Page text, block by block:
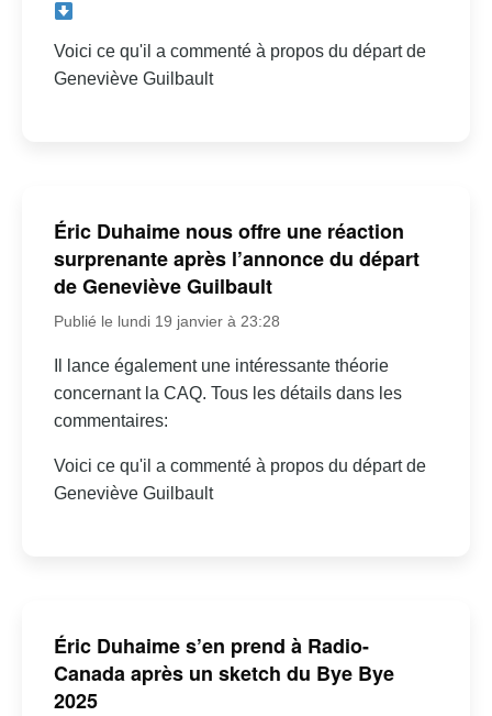
Voici ce qu'il a commenté à propos du départ de
Geneviève Guilbault
Éric Duhaime nous offre une réaction
surprenante après l’annonce du départ
de Geneviève Guilbault
Publié le lundi 19 janvier à 23:28
Il lance également une intéressante théorie
concernant la CAQ. Tous les détails dans les
commentaires:
Voici ce qu'il a commenté à propos du départ de
Geneviève Guilbault
Éric Duhaime s’en prend à Radio-
Canada après un sketch du Bye Bye
2025